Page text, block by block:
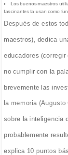
Los buenos maestros
fascinantes la usan como
Después de estos
maestros), dedica
educadores (corregir
no cumplir con la
brevemente las
la memoria
sobre la inteligencia
probablemente
explica 10 puntos